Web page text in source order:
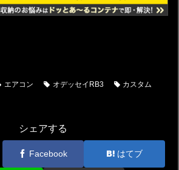
エアコン オデッセイRB3
カスタム
シェアする
Facebook はてブ